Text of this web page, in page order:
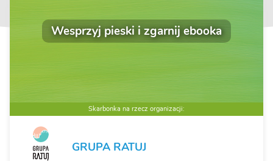
Wesprzyj pieski i zgarnij ebooka
Skarbonka na rzecz organizacji:
GRUPA RATUJ